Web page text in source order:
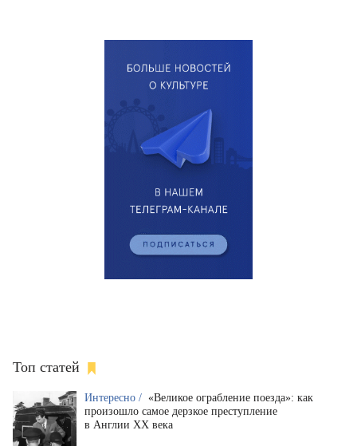
Топ статей
Интересно / «Великое ограбление поезда»: как
произошло самое дерзкое преступление
в Англии XX века